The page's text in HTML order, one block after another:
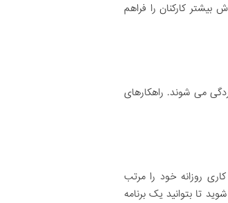
کارکنان را فراهم
می شوند. راهکارهای
روزانه خود را مرتب
تا بتوانید یک برنامه